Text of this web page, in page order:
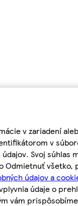
v zariadení
v
Svoj súhlas
Odmietnuť všetko,
údajov a
údaje o
vám prispôsobíme